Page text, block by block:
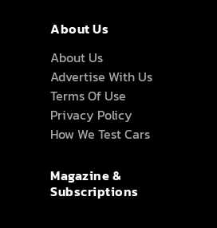
About Us
About Us
Advertise With Us
Terms Of Use
Privacy Policy
How We Test Cars
Magazine &
Subscriptions